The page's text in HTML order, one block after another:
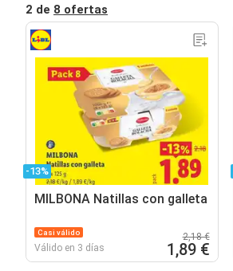
2 de 8 ofertas
-13%
MILBONA Natillas con galleta
Casi válido
Válido en 3 días
2,18 €
1,89 €